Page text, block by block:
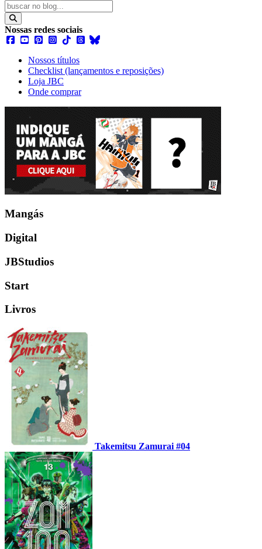
Nossas redes sociais
Nossos títulos
Checklist (lançamentos e reposições)
Loja JBC
Onde comprar
Mangás
Digital
JBStudios
Start
Livros
Takemitsu Zamurai #04